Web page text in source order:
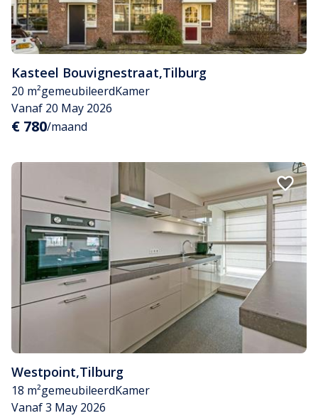
Kasteel Bouvignestraat,Tilburg
20 m²gemeubileerdKamer
Vanaf 20 May 2026
€ 780/maand
Westpoint,Tilburg
18 m²gemeubileerdKamer
Vanaf 3 May 2026